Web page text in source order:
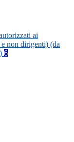
ai
non dirigenti) (da
6